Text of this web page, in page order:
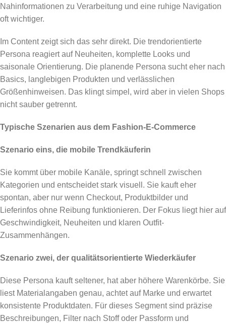
Nahinformationen zu Verarbeitung und eine ruhige Navigation
oft wichtiger.
Im Content zeigt sich das sehr direkt. Die trendorientierte
Persona reagiert auf Neuheiten, komplette Looks und
saisonale Orientierung. Die planende Persona sucht eher nach
Basics, langlebigen Produkten und verlässlichen
Größenhinweisen. Das klingt simpel, wird aber in vielen Shops
nicht sauber getrennt.
Typische Szenarien aus dem Fashion-E-Commerce
Szenario eins, die mobile Trendkäuferin
Sie kommt über mobile Kanäle, springt schnell zwischen
Kategorien und entscheidet stark visuell. Sie kauft eher
spontan, aber nur wenn Checkout, Produktbilder und
Lieferinfos ohne Reibung funktionieren. Der Fokus liegt hier auf
Geschwindigkeit, Neuheiten und klaren Outfit-
Zusammenhängen.
Szenario zwei, der qualitätsorientierte Wiederkäufer
Diese Persona kauft seltener, hat aber höhere Warenkörbe. Sie
liest Materialangaben genau, achtet auf Marke und erwartet
konsistente Produktdaten. Für dieses Segment sind präzise
Beschreibungen, Filter nach Stoff oder Passform und